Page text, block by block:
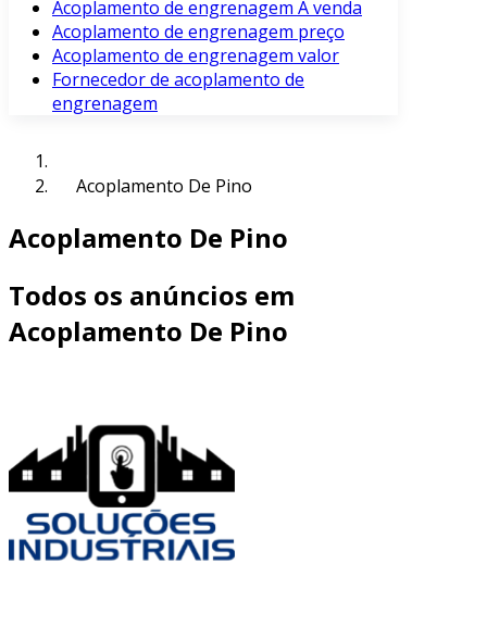
Acoplamento de engrenagem À venda
Acoplamento de engrenagem preço
Acoplamento de engrenagem valor
Fornecedor de acoplamento de
engrenagem
Acoplamento De Pino
Acoplamento De Pino
Todos os anúncios em
Acoplamento De Pino